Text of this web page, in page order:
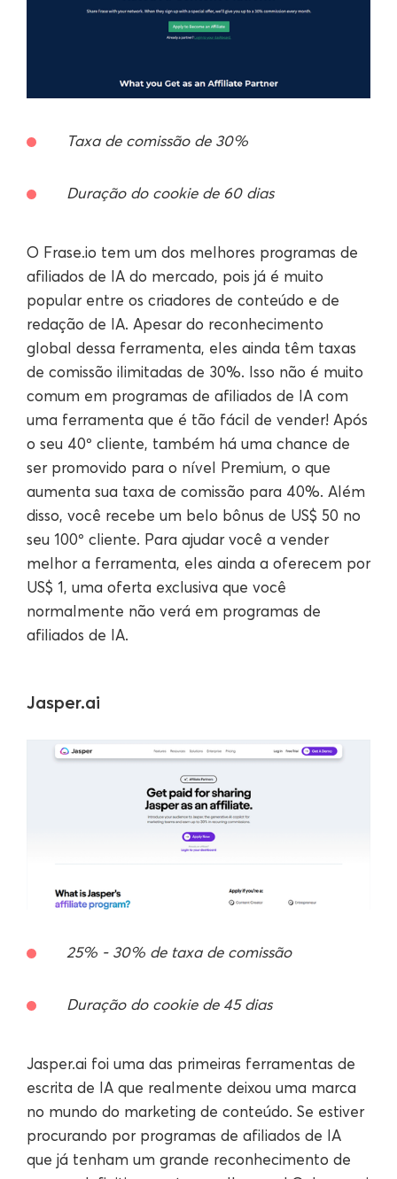
Taxa de comissão de 30%
Duração do cookie de 60 dias
O Frase.io tem um dos melhores programas de
afiliados de IA do mercado, pois já é muito
popular entre os criadores de conteúdo e de
redação de IA. Apesar do reconhecimento
global dessa ferramenta, eles ainda têm taxas
de comissão ilimitadas de 30%. Isso não é muito
comum em programas de afiliados de IA com
uma ferramenta que é tão fácil de vender! Após
o seu 40º cliente, também há uma chance de
ser promovido para o nível Premium, o que
aumenta sua taxa de comissão para 40%. Além
disso, você recebe um belo bônus de US$ 50 no
seu 100º cliente. Para ajudar você a vender
melhor a ferramenta, eles ainda a oferecem por
US$ 1, uma oferta exclusiva que você
normalmente não verá em programas de
afiliados de IA.
Jasper.ai
25% - 30% de taxa de comissão
Duração do cookie de 45 dias
Jasper.ai foi uma das primeiras ferramentas de
escrita de IA que realmente deixou uma marca
no mundo do marketing de conteúdo. Se estiver
procurando por programas de afiliados de IA
que já tenham um grande reconhecimento de